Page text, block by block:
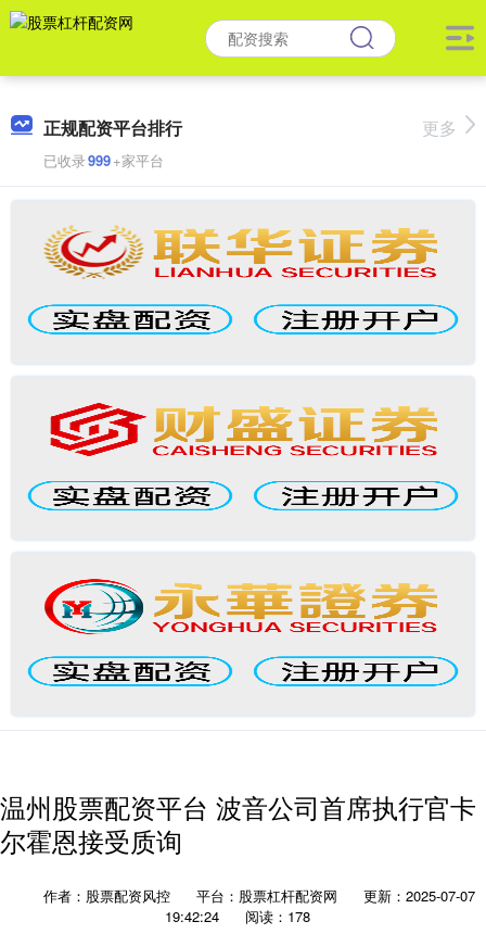
正规配资平台排行
已收录999+家平台
更多
温州股票配资平台 波音公司首席执行官卡
尔霍恩接受质询
作者：股票配资风控 平台：股票杠杆配资网
更新：2025-07-07
19:42:24
阅读：178